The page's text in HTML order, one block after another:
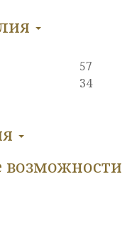
57
34
возможности